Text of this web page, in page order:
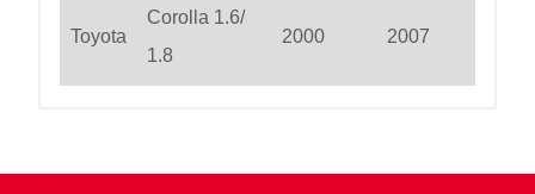
Toyota
Corolla 1.6/
1.8
2000 2007